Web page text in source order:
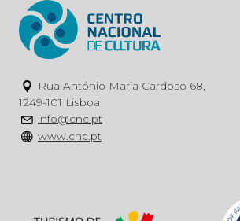
Rua António Maria Cardoso 68,
1249-101 Lisboa
info@cnc.pt
www.cnc.pt